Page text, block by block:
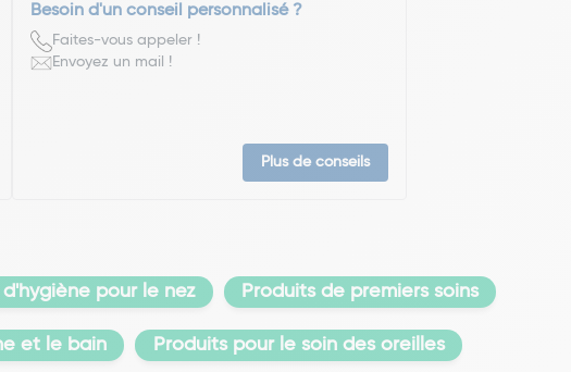
Besoin d'un conseil personnalisé ?
Faites-vous appeler !
Envoyez un mail !
Plus de conseils
d'hygiène pour le nez Produits de premiers soins
et le bain Produits pour le soin des oreilles